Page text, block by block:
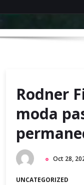
Rodner
moda
Oct 28,
UNCATEGORIZED